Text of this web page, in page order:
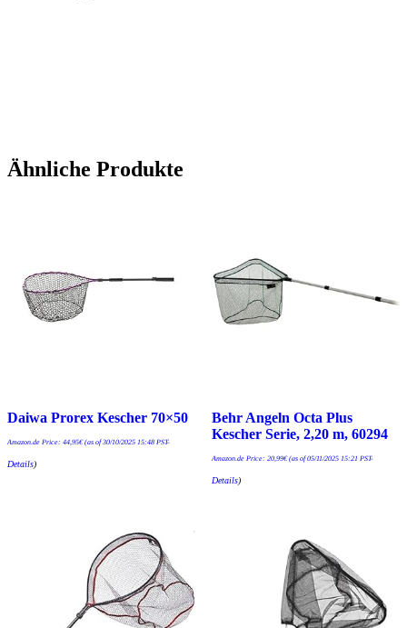
Ähnliche Produkte
Daiwa Prorex Kescher 70×50
Amazon.de Price: 44,95€(as of 30/10/2025 15:48 PST-
Details)
Behr Angeln Octa Plus
Kescher Serie, 2,20 m, 60294
Amazon.de Price: 20,99€(as of 05/11/2025 15:21 PST-
Details)